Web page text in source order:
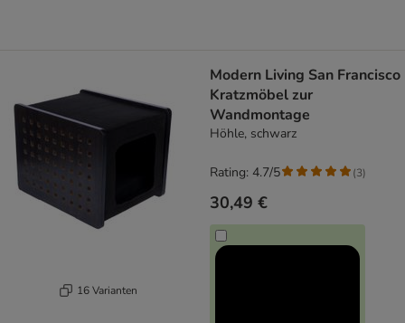
16 Varianten
Modern Living San Francisco
Kratzmöbel zur
Wandmontage
Höhle, schwarz
30,49 €
Rating: 4.7/5 (3)